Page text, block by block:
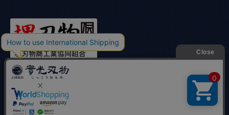
© Jikko Japanese knife All rights reserved.